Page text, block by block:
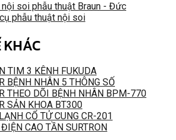
nội soi phẫu thuật Braun - Đức
phẫu thuật nội soi
KHÁC
TIM 3 KÊNH FUKUDA
BỆNH NHÂN 5 THÔNG SỐ
THEO DÕI BỆNH NHÂN BPM-770
SẢN KHOA BT300
CỔ TỬ CUNG CR-201
CAO TẦN SURTRON